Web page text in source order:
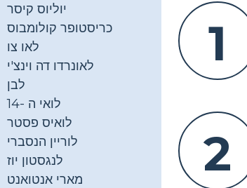
יוליוס קיסר
כריסטופר קולומבוס
לאו צו
לאונרדו דה וינצ'י
לבן
לואי ה -14
לואיס פסטר
לוריין הנסברי
לנגסטון יוז
מארי אנטואנט
1
2